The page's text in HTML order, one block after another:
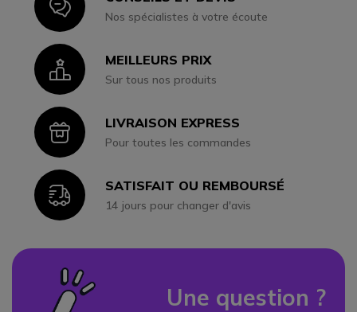
IconNos spécialistes à votre écoute
IconMEILLEURS PRIX
Sur tous nos produits
IconLIVRAISON EXPRESS
Pour toutes les commandes
IconSATISFAIT OU REMBOURSÉ
14 jours pour changer d'avis
Une question ?